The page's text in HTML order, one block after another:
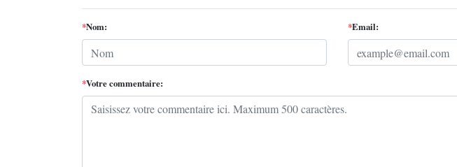
*Nom: *Email:
*Votre commentaire: